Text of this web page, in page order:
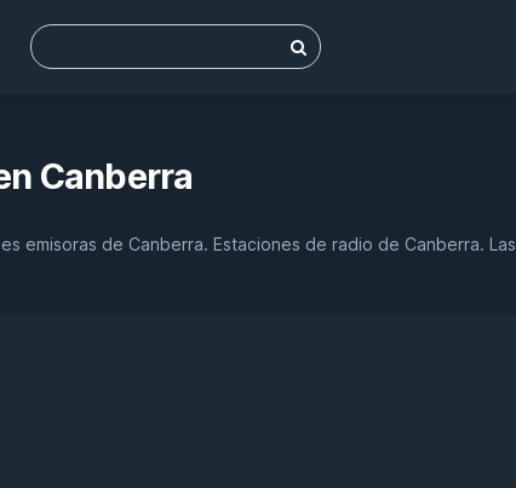
Buscar:
Canberra
emisoras de Canberra. Estaciones de radio de Canberra.